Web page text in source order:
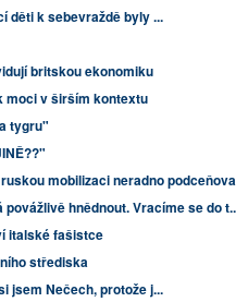
děti k sebevraždě byly ...
britskou ekonomiku
moci v širším kontextu
tygru"
mobilizaci neradno
hnědnout. Vracíme se do
italské fašistce
střediska
jsem Nečech, protože j...